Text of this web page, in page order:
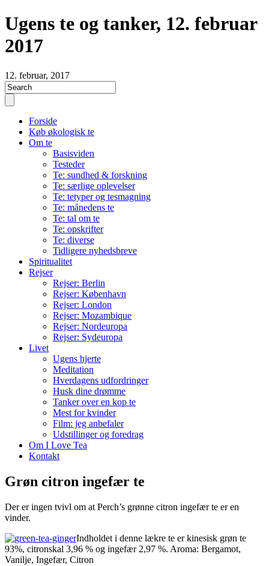
Ugens te og tanker, 12. februar
2017
12. februar, 2017
Forside
Køb økologisk te
Om te
Basisviden
Testeder
Te: sundhed & forskning
Te: særlige oplevelser
Te: tetyper og tesmagning
Te: månedens te
Te: tal om te
Te: opskrifter
Te: diverse
Tidligere nyhedsbreve
Spiritualitet
Rejser
Rejser: Berlin
Rejser: København
Rejser: London
Rejser: Mozambique
Rejser: Nordeuropa
Rejser: Sydeuropa
Livet
Ugens hjerte
Meditation
Hverdagens udfordringer
Husk dine drømme
Tanker over en kop te
Mest for kvinder
Film: jeg anbefaler
Udstillinger og foredrag
Om I Love Tea
Kontakt
Grøn citron ingefær te
Der er ingen tvivl om at Perch’s grønne citron ingefær te er en
vinder.
Indholdet i denne lækre te er kinesisk grøn te
93%, citronskal 3,96 % og ingefær 2,97 %. Aroma: Bergamot,
Vanilje, Ingefær, Citron